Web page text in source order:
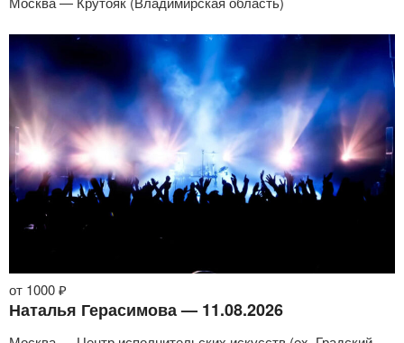
от 1000 ₽
Наталья Герасимова — 11.08.2026